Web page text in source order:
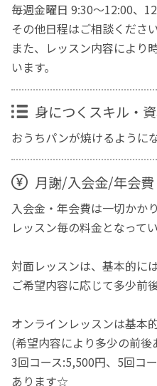
毎週金曜日 9:30〜12:00、
その他日程はご相談ください
また、レッスン内容により
います。
身につくスキル・
おうちパンが焼けるように
月謝/入会金/年会費
入会金・年会費は一切かか
レッスン毎の料金となって
対面レッスンは、基本的に
ご希望内容に応じて多少前
オンラインレッスンは基本
(希望内容により多少の前後
3回コース:5,500円、5回コ
あります☆